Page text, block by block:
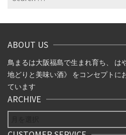
ABOUT US
鳥まるは大阪福島で生まれ育ち、 は
地どりと美味い酒》 をコンセプトに
ています
ARCHIVE